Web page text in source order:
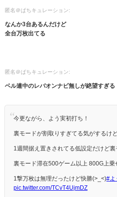
匿名＠ぱちキュレーション:
なんか3台あるんだけど
全台万枚出てる
匿名＠ぱちキュレーション:
ベル連中のレバオンナビ無しが絶望すぎる
今更ながら、よう実初打ち！
裏モードが割取りすぎてる気がするけ
1週間据え置きされてる低設定だけど
裏モード滞在500ゲーム以上 800G上
1撃万枚は無理だったけど快勝(>_<)#よ
pic.twitter.com/TCvT4UjmDZ